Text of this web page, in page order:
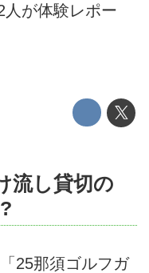
人が体験レポー
流し貸切の
25那須ゴルフガ